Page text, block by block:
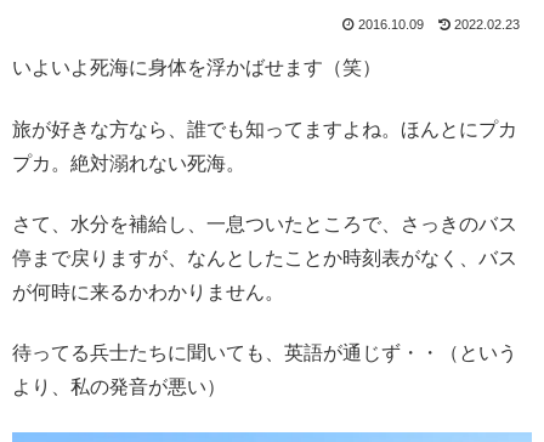
2016.10.09 2022.02.23
いよいよ死海に身体を浮かばせます（笑）
旅が好きな方なら、誰でも知ってますよね。ほんとにプカ
プカ。絶対溺れない死海。
さて、水分を補給し、一息ついたところで、さっきのバス
停まで戻りますが、なんとしたことか時刻表がなく、バス
が何時に来るかわかりません。
待ってる兵士たちに聞いても、英語が通じず・・（という
より、私の発音が悪い）